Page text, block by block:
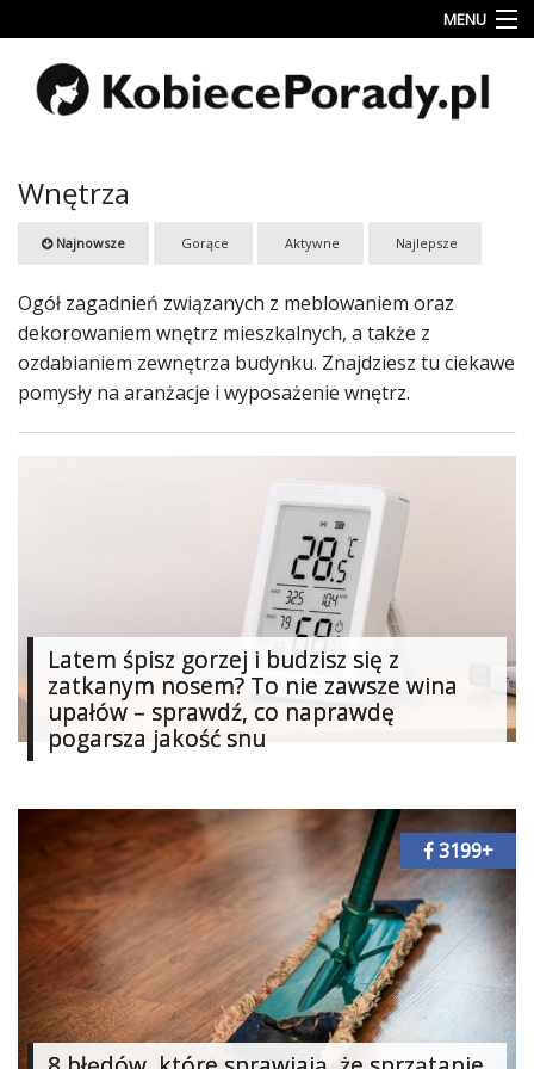
MENU
Uroda
Miłość
Rodzina
Dziecko
Przepisy
kulinarne
Kobiece
Moda
Zakupy
ekspertów
Strefa
Blogerek
Konkursy
Recenzje
Wnętrza
Najnowsze Gorące Aktywne Najlepsze
Ogół zagadnień związanych z meblowaniem oraz
dekorowaniem wnętrz mieszkalnych, a także z
ozdabianiem zewnętrza budynku. Znajdziesz tu ciekawe
pomysły na aranżacje i wyposażenie wnętrz.
Latem śpisz gorzej i budzisz się z
zatkanym nosem? To nie zawsze wina
upałów – sprawdź, co naprawdę
pogarsza jakość snu
3199+